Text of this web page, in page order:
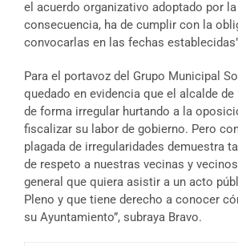
el acuerdo organizativo adoptado por
consecuencia, ha de cumplir con la
convocarlas en las fechas
Para el portavoz del Grupo Municipal
quedado en evidencia que el alcalde
de forma irregular hurtando a la
fiscalizar su labor de gobierno. Pero
plagada de irregularidades demuestra
de respeto a nuestras vecinas y
general que quiera asistir a un acto
Pleno y que tiene derecho a conocer
su Ayuntamiento”, subraya Bravo.